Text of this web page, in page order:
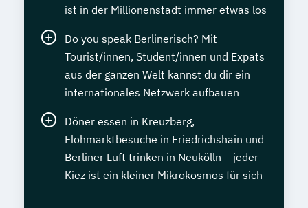
ist in der Millionenstadt immer etwas los
Do you speak Berlinerisch? Mit
Tourist/innen, Student/innen und Expats
aus der ganzen Welt kannst du dir ein
internationales Netzwerk aufbauen
Döner essen in Kreuzberg,
Flohmarktbesuche in Friedrichshain und
Berliner Luft trinken in Neukölln – jeder
Kiez ist ein kleiner Mikrokosmos für sich